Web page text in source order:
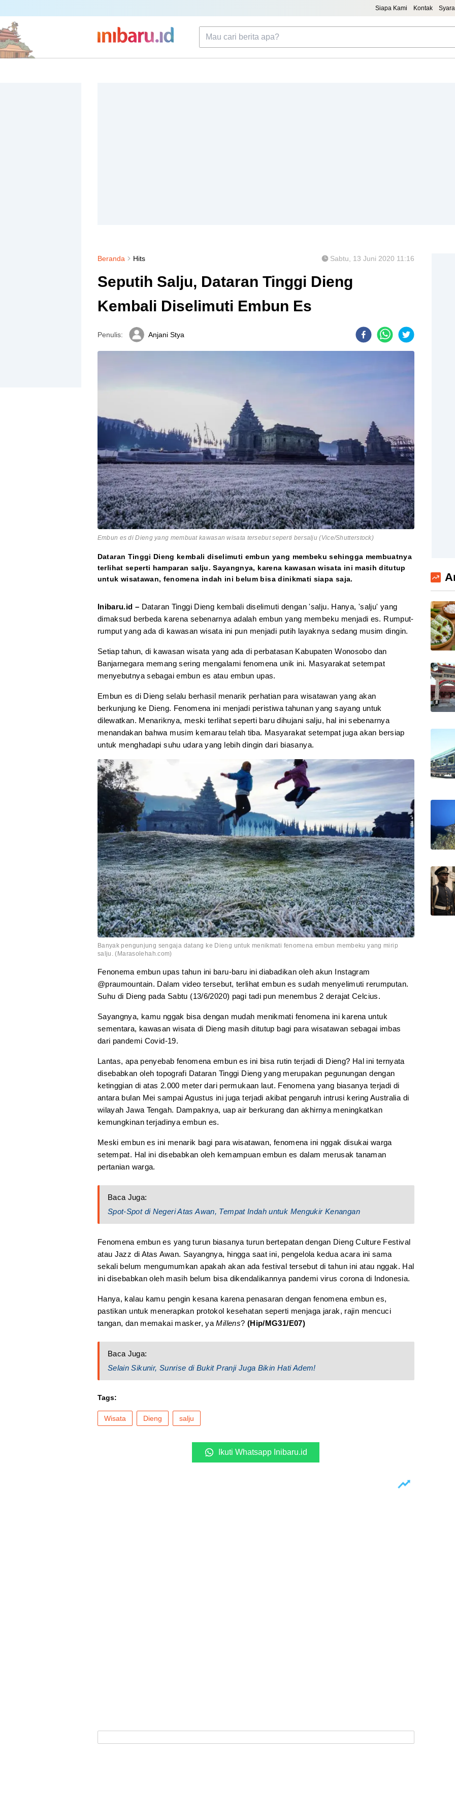
Siapa Kami Kontak
Beranda Hits Sabtu, 13 Juni 2020 11:16
Seputih Salju, Dataran Tinggi Dieng
Kembali Diselimuti Embun Es
Penulis: Anjani Stya
Embun es di Dieng yang membuat kawasan wisata tersebut seperti bersalju (Vice/Shutterstock)
Dataran Tinggi Dieng kembali diselimuti embun yang membeku sehingga membuatnya
terlihat seperti hamparan salju. Sayangnya, karena kawasan wisata ini masih ditutup
untuk wisatawan, fenomena indah ini belum bisa dinikmati siapa saja.
Inibaru.id – Dataran Tinggi Dieng kembali diselimuti dengan 'salju. Hanya, 'salju' yang
dimaksud berbeda karena sebenarnya adalah embun yang membeku menjadi es. Rumput-
rumput yang ada di kawasan wisata ini pun menjadi putih layaknya sedang musim dingin.
Setiap tahun, di kawasan wisata yang ada di perbatasan Kabupaten Wonosobo dan
Banjarnegara memang sering mengalami fenomena unik ini. Masyarakat setempat
menyebutnya sebagai embun es atau embun upas.
Embun es di Dieng selalu berhasil menarik perhatian para wisatawan yang akan
berkunjung ke Dieng. Fenomena ini menjadi peristiwa tahunan yang sayang untuk
dilewatkan. Menariknya, meski terlihat seperti baru dihujani salju, hal ini sebenarnya
menandakan bahwa musim kemarau telah tiba. Masyarakat setempat juga akan bersiap
untuk menghadapi suhu udara yang lebih dingin dari biasanya.
Banyak pengunjung sengaja datang ke Dieng untuk menikmati fenomena embun membeku yang mirip
salju. (Marasolehah.com)
Fenonema embun upas tahun ini baru-baru ini diabadikan oleh akun Instagram
@praumountain. Dalam video tersebut, terlihat embun es sudah menyelimuti rerumputan.
Suhu di Dieng pada Sabtu (13/6/2020) pagi tadi pun menembus 2 derajat Celcius.
Sayangnya, kamu nggak bisa dengan mudah menikmati fenomena ini karena untuk
sementara, kawasan wisata di Dieng masih ditutup bagi para wisatawan sebagai imbas
dari pandemi Covid-19.
Lantas, apa penyebab fenomena embun es ini bisa rutin terjadi di Dieng? Hal ini ternyata
disebabkan oleh topografi Dataran Tinggi Dieng yang merupakan pegunungan dengan
ketinggian di atas 2.000 meter dari permukaan laut. Fenomena yang biasanya terjadi di
antara bulan Mei sampai Agustus ini juga terjadi akibat pengaruh intrusi kering Australia di
wilayah Jawa Tengah. Dampaknya, uap air berkurang dan akhirnya meningkatkan
kemungkinan terjadinya embun es.
Meski embun es ini menarik bagi para wisatawan, fenomena ini nggak disukai warga
setempat. Hal ini disebabkan oleh kemampuan embun es dalam merusak tanaman
pertanian warga.
Baca Juga:
Spot-Spot di Negeri Atas Awan, Tempat Indah untuk Mengukir Kenangan
Fenomena embun es yang turun biasanya turun bertepatan dengan Dieng Culture Festival
atau Jazz di Atas Awan. Sayangnya, hingga saat ini, pengelola kedua acara ini sama
sekali belum mengumumkan apakah akan ada festival tersebut di tahun ini atau nggak. Hal
ini disebabkan oleh masih belum bisa dikendalikannya pandemi virus corona di Indonesia.
Hanya, kalau kamu pengin kesana karena penasaran dengan fenomena embun es,
pastikan untuk menerapkan protokol kesehatan seperti menjaga jarak, rajin mencuci
tangan, dan memakai masker, yaMillens? (Hip/MG31/E07)
Baca Juga:
Selain Sikunir, Sunrise di Bukit Pranji Juga Bikin Hati Adem!
Tags:
Wisata Dieng salju
Ikuti Whatsapp Inibaru.id